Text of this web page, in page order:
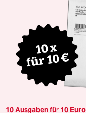
10 Ausgaben für 10 Euro